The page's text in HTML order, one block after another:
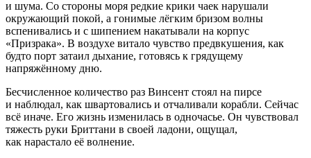
и шума. Со стороны моря редкие крики чаек нарушали
окружающий покой, а гонимые лёгким бризом волны
вспенивались и с шипением накатывали на корпус
«Призрака». В воздухе витало чувство предвкушения, как
будто порт затаил дыхание, готовясь к грядущему
напряжённому дню.
Бесчисленное количество раз Винсент стоял на пирсе
и наблюдал, как швартовались и отчаливали корабли. Сейчас
всё иначе. Его жизнь изменилась в одночасье. Он чувствовал
тяжесть руки Бриттани в своей ладони, ощущал,
как нарастало её волнение.